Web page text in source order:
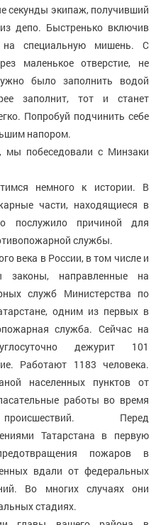
секунды экипаж, получивший
депо. Быстренько включив
на специальную мишень. С
маленькое отверстие, не
было заполнить водой
заполнит, тот и станет
Попробуй подчинить себе
напором.
мы побеседовали с Минзаки
немного к истории. В
части, находящиеся в
послужило причиной для
службы.
века в России, в том числе и
законы, направленные на
служб Министерства по
одним из первых в
служба. Сейчас на
дежурит 101
Работают 1183 человека.
населенных пунктов от
работы во время
Перед
Татарстана в первую
пожаров в
вдали от федеральных
Во многих случаях они
стадиях.